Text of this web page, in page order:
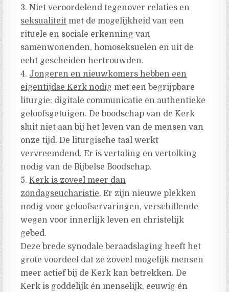
3.Niet veroordelend tegenover relaties en
seksualiteit met de mogelijkheid van een
rituele en sociale erkenning van
samenwonenden, homoseksuelen en uit de
echt gescheiden hertrouwden.
4. Jongeren en nieuwkomers hebben een
eigentijdse Kerk nodig met een begrijpbare
liturgie; digitale communicatie en authentieke
geloofsgetuigen. De boodschap van de Kerk
sluit niet aan bij het leven van de mensen van
onze tijd. De liturgische taal werkt
vervreemdend. Er is vertaling en vertolking
nodig van de Bijbelse Boodschap.
5.Kerk is zoveel meer dan
zondagseucharistie. Er zijn nieuwe plekken
nodig voor geloofservaringen, verschillende
wegen voor innerlijk leven en christelijk
gebed.
Deze brede synodale beraadslaging heeft het
grote voordeel dat ze zoveel mogelijk mensen
meer actief bij de Kerk kan betrekken. De
Kerk is goddelijk én menselijk, eeuwig én